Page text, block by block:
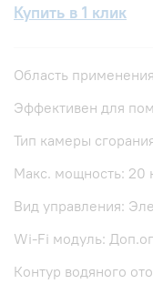
Купить в 1 клик
Область
Эффективен для
Тип камеры
Макс. мощность: 20
Вид управления:
Wi-Fi модуль:
Контур водяного